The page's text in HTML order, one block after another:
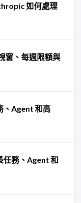
如何處理
窗、每週限額與
、Agent 和高
任務、Agent 和